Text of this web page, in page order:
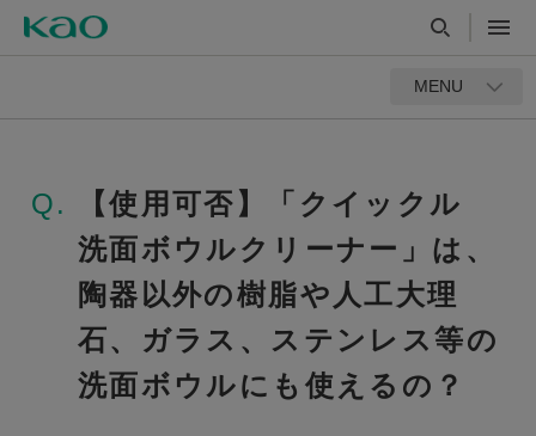
MENU
Q.
【使用可否】「クイックル
洗面ボウルクリーナー」は、
陶器以外の樹脂や人工大理
石、ガラス、ステンレス等の
洗面ボウルにも使えるの？